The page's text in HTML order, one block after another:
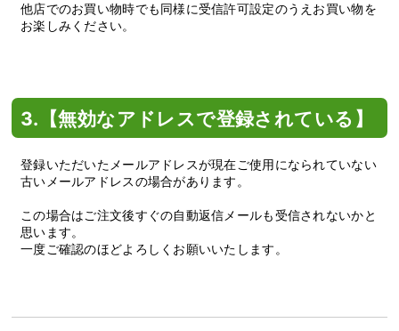
他店でのお買い物時でも同様に受信許可設定のうえお買い物を
お楽しみください。
3.【無効なアドレスで登録されている】
登録いただいたメールアドレスが現在ご使用になられていない
古いメールアドレスの場合があります。
この場合はご注文後すぐの自動返信メールも受信されないかと
思います。
一度ご確認のほどよろしくお願いいたします。